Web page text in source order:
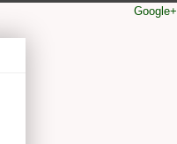
‪Google+‬‏